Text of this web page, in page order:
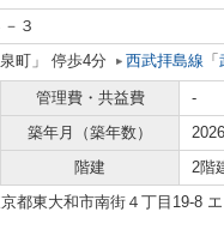
３
町」 停歩4分 西武拝島線 「
管理費・共益費
-
築年月（築年数）
階建 2階
都東大和市南街４丁目19-8